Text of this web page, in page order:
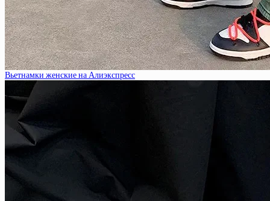
Вьетнамки женские на Алиэкспресс